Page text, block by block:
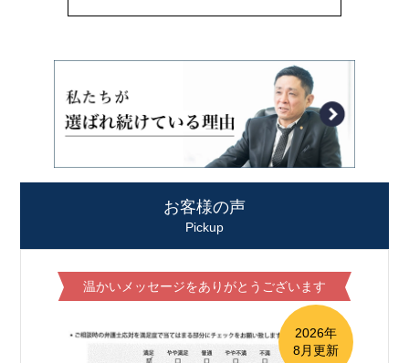
お客様の声
Pickup
温かいメッセージをありがとうございます
2026年
8月更新